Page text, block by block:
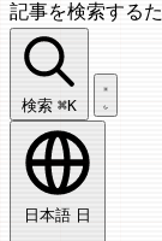
記事を検索する
記事を検索...
検索 ⌘K
日本語 日